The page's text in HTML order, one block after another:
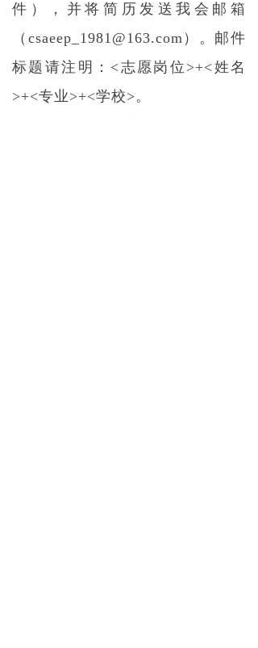
件），并将简历发送我会邮箱
（csaeep_1981@163.com）。邮件
标题请注明：<志愿岗位>+<姓名
>+<专业>+<学校>。